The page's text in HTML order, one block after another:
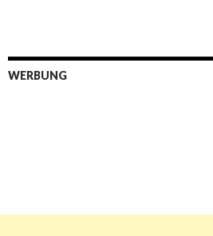
WERBUNG